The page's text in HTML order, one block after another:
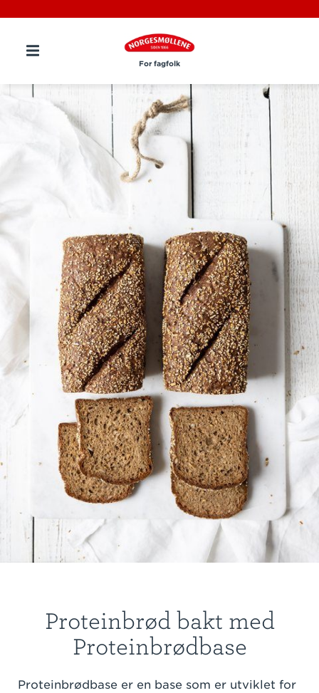
For fagfolk
Proteinbrød bakt med
Proteinbrødbase
Proteinbrødbase er en base som er utviklet for